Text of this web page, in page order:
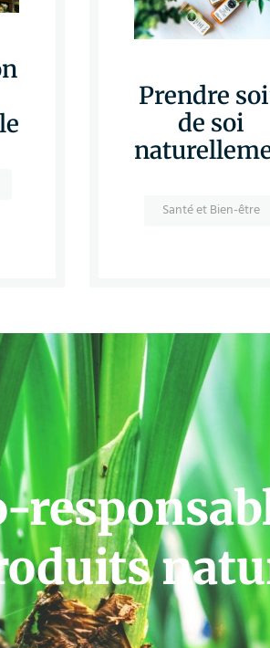
Prendre
de soi
Santé et Bien-être